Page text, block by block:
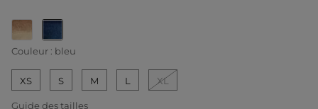
selected
Couleur : bleu
XS S M L XL
Guide des tailles